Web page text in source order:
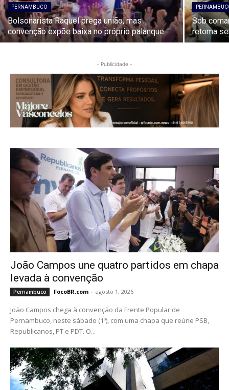
PERNAMBUCO
Bolsonarista Raquel prega união, mas
convenção expõe baixano próprio palanque
Sob
retoma
- Publicidade -
João Campos une quatro partidos em chapa
levada à convenção
Pernambuco FocoBR.com - agosto 1, 2026
João Campos chega à convenção da Frente Popular de
Pernambuco, neste sábado (1º), com uma chapa que reúne PSB,
Republicanos, PT e PDT. O...